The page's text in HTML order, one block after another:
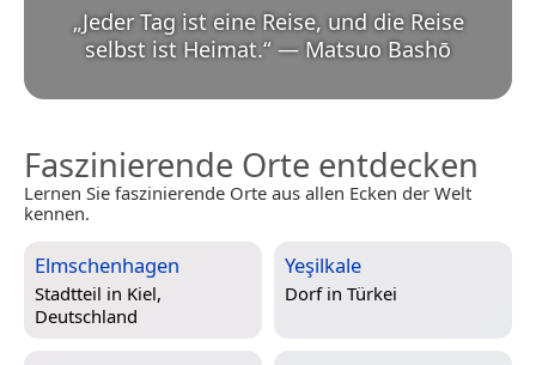
„Jeder Tag ist eine Reise, und die Reise
selbst ist Heimat.“ — Matsuo Bashō
Faszinierende Orte entdecken
Lernen Sie faszinierende Orte aus allen Ecken der Welt
kennen.
Elmschenhagen
Stadtteil in Kiel,
Deutschland
Yeşilkale
Dorf in Türkei